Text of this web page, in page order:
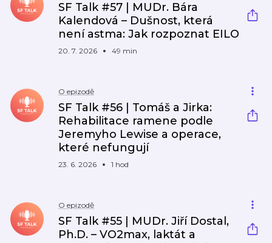
SF Talk #57 | MUDr. Bára
Kalendová – Dušnost, která
není astma: Jak rozpoznat EILO
20. 7. 2026 49 min
O epizodě
SF Talk #56 | Tomáš a Jirka:
Rehabilitace ramene podle
Jeremyho Lewise a operace,
které nefungují
23. 6. 2026 1 hod
O epizodě
SF Talk #55 | MUDr. Jiří Dostal,
Ph.D. – VO2max, laktát a